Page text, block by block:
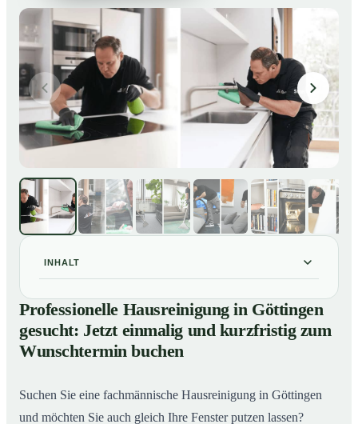
INHALT
01 Professionelle Hausreinigung in Göttingen gesucht:
Jetzt einmalig und kurzfristig zum Wunschtermin
buchen
02So läuft eine professionelle Hausreinigung in Göttingen
Professionelle Hausreinigung in Göttingen
gesucht: Jetzt einmalig und kurzfristig zum
Wunschtermin buchen
Suchen Sie eine fachmännische Hausreinigung in Göttingen
und möchten Sie auch gleich Ihre Fenster putzen lassen?